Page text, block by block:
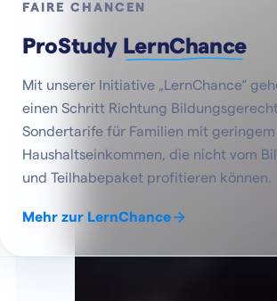
FAIRE CHANCEN
ProStudy LernChance
Mit unserer Initiative „LernChance“
einen Schritt Richtung
Sondertarife für Familien mit geringem
Haushaltseinkommen, die nicht vom
und Teilhabepaket profitieren können.
Mehr zur LernChance